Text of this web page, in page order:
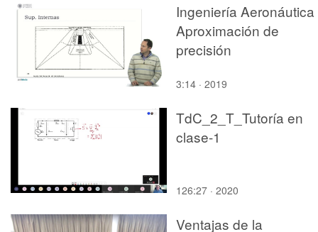
Ingeniería Aeronáutica
Aproximación de
precisión
3:14 · 2019
TdC_2_T_Tutoría en
clase-1
126:27 · 2020
Ventajas de la